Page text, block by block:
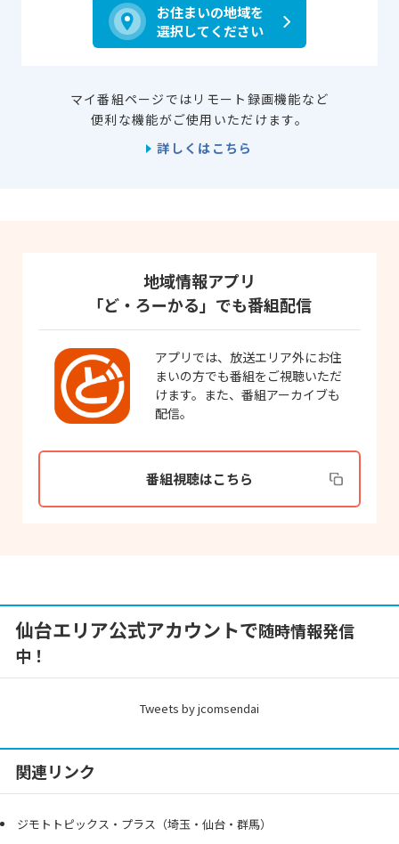
お住まいの地域を
選択してください
マイ番組ページではリモート録画機能など
便利な機能がご使用いただけます。
詳しくはこちら
地域情報アプリ
「ど・ろーかる」でも番組配信
アプリでは、放送エリア外にお住
まいの方でも番組をご視聴いただ
けます。また、番組アーカイブも
配信。
番組視聴はこちら
仙台エリア公式アカウントで随時情報発信
中！
Tweets by jcomsendai
関連リンク
ジモトトピックス・プラス（埼玉・仙台・群馬）